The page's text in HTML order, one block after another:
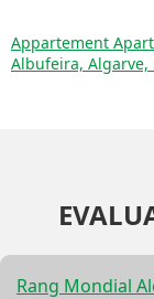
Appartement
Albufeira, Algarve,
Rang Mondial